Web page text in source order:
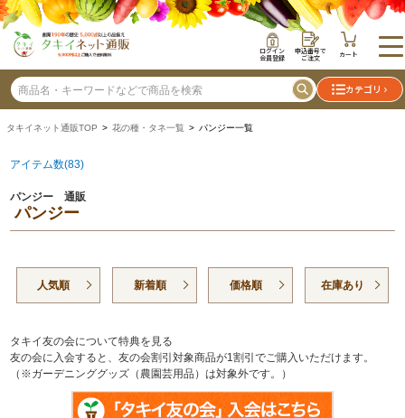
ログイン
会員登録
申込番号で
ご注文 カート
カテゴリ
タキイネット通販TOP > 花の種・タネ一覧 > パンジー一覧
アイテム数(83)
パンジー 通販
パンジー
人気順 新着順 価格順 在庫あり
タキイ友の会について特典を見る
友の会に入会すると、友の会割引対象商品が1割引でご購入いただけます。
（※ガーデニンググッズ（農園芸用品）は対象外です。）